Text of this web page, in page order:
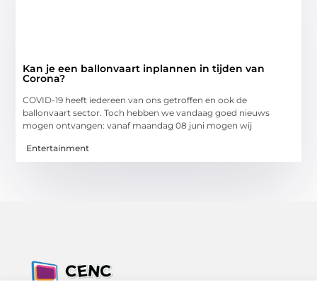
Kan je een ballonvaart inplannen in tijden van
Corona?
COVID-19 heeft iedereen van ons getroffen en ook de
ballonvaart sector. Toch hebben we vandaag goed nieuws
mogen ontvangen: vanaf maandag 08 juni mogen wij
Entertainment